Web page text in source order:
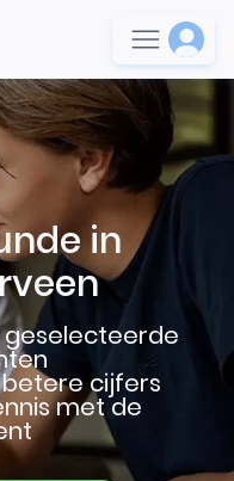
in
geselecteerde
cijfers
met de